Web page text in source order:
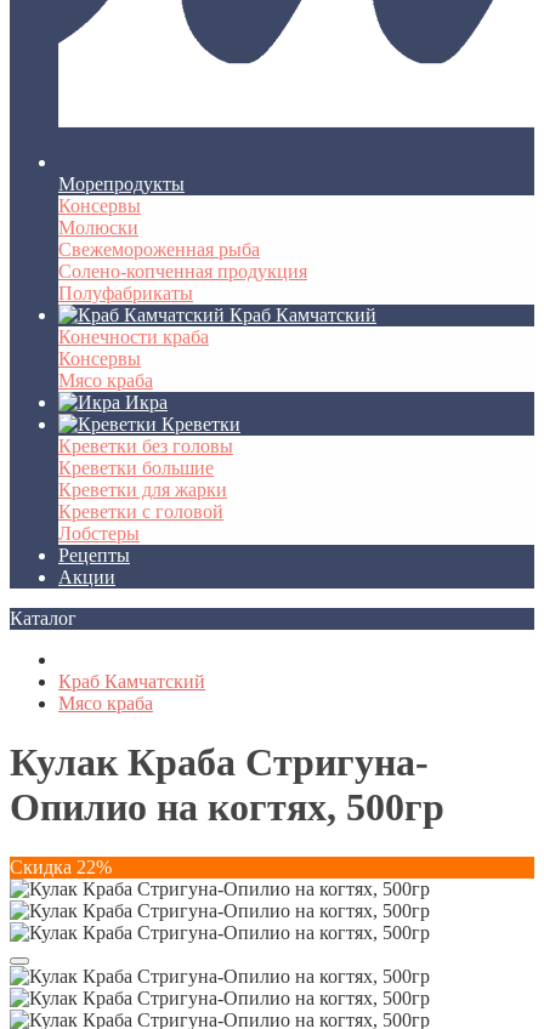
Морепродукты
Консервы
Молюски
Свежемороженная рыба
Солено-копченная продукция
Полуфабрикаты
Краб Камчатский
Конечности краба
Консервы
Мясо краба
Икра
Креветки
Креветки без головы
Креветки большие
Креветки для жарки
Креветки с головой
Лобстеры
Рецепты
Акции
Каталог
Краб Камчатский
Мясо краба
Кулак Краба Стригуна-
Опилио на когтях, 500гр
Скидка 22%